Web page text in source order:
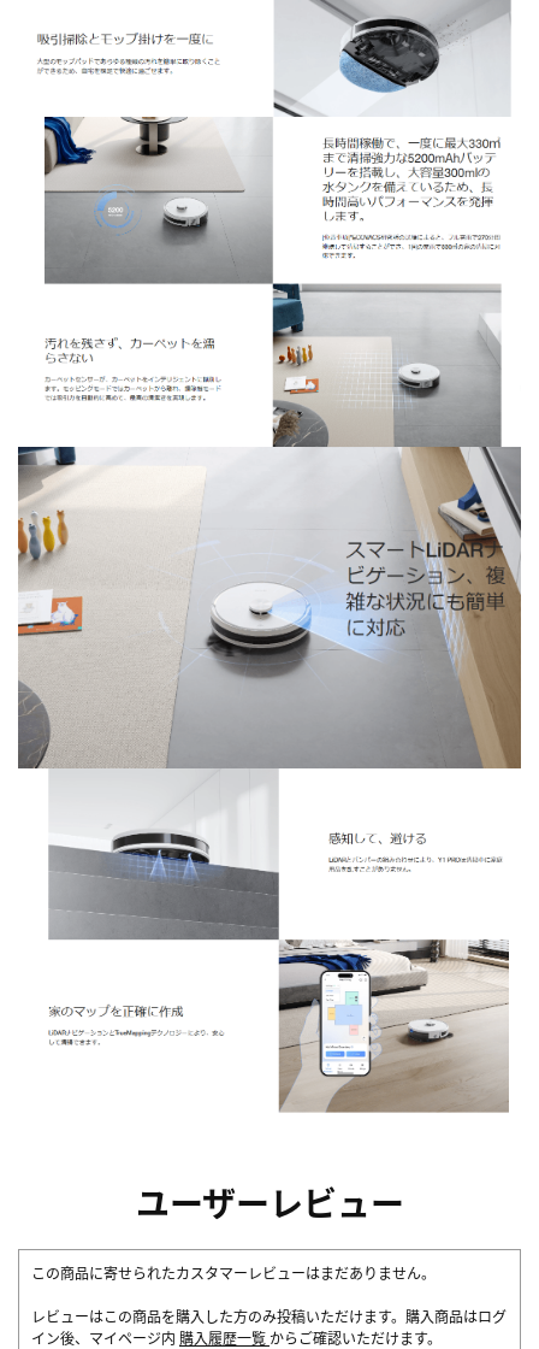
ユーザーレビュー
この商品に寄せられたカスタマーレビューはまだありません。
レビューはこの商品を購入した方のみ投稿いただけます。購入商品はログ
イン後、マイページ内 購入履歴一覧 からご確認いただけます。